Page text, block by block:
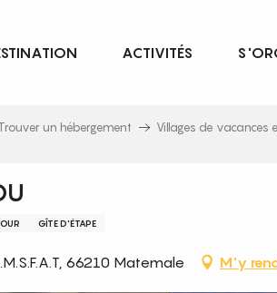
ACTIVITÉS
Trouver un hébergement Villages de vacances
GÎTE D'ÉTAPE
66210 Matemale M'y